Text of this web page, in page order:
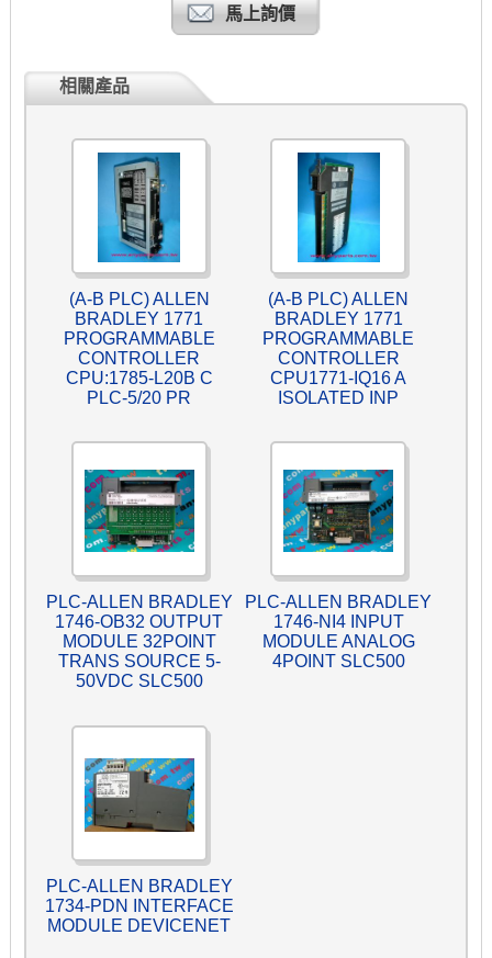
馬上詢價
相關產品
(A-B PLC) ALLEN
BRADLEY 1771
PROGRAMMABLE
CONTROLLER
CPU:1785-L20B C
PLC-5/20 PR
(A-B PLC) ALLEN
BRADLEY 1771
PROGRAMMABLE
CONTROLLER
CPU1771-IQ16 A
ISOLATED INP
PLC-ALLEN BRADLEY
1746-OB32 OUTPUT
MODULE 32POINT
TRANS SOURCE 5-
50VDC SLC500
PLC-ALLEN BRADLEY
1746-NI4 INPUT
MODULE ANALOG
4POINT SLC500
PLC-ALLEN BRADLEY
1734-PDN INTERFACE
MODULE DEVICENET